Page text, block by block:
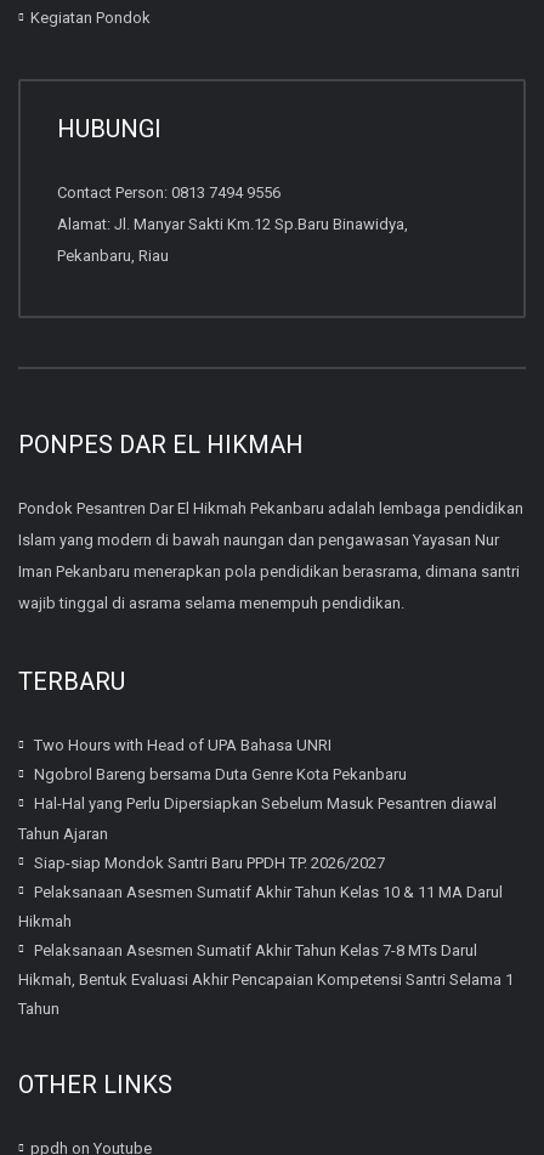
Kegiatan Pondok
HUBUNGI
Contact Person: 0813 7494 9556
Alamat: Jl. Manyar Sakti Km.12 Sp.Baru Binawidya,
Pekanbaru, Riau
PONPES DAR EL HIKMAH
Pondok Pesantren Dar El Hikmah Pekanbaru adalah lembaga pendidikan
Islam yang modern di bawah naungan dan pengawasan Yayasan Nur
Iman Pekanbaru menerapkan pola pendidikan berasrama, dimana santri
wajib tinggal di asrama selama menempuh pendidikan.
TERBARU
Two Hours with Head of UPA Bahasa UNRI
Ngobrol Bareng bersama Duta Genre Kota Pekanbaru
Hal-Hal yang Perlu Dipersiapkan Sebelum Masuk Pesantren diawal
Tahun Ajaran
Siap-siap Mondok Santri Baru PPDH TP. 2026/2027
Pelaksanaan Asesmen Sumatif Akhir Tahun Kelas 10 & 11 MA Darul
Hikmah
Pelaksanaan Asesmen Sumatif Akhir Tahun Kelas 7-8 MTs Darul
Hikmah, Bentuk Evaluasi Akhir Pencapaian Kompetensi Santri Selama 1
Tahun
OTHER LINKS
ppdh on Youtube